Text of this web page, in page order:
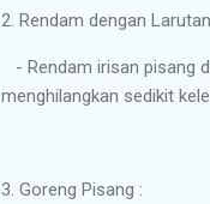
2. Rendam dengan
- Rendam irisan pisang
menghilangkan sedikit
3. Goreng Pisang :